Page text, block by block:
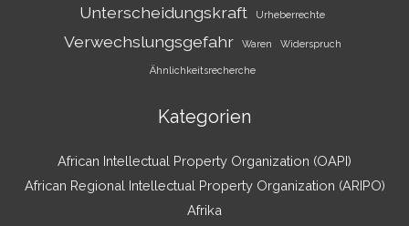
Unterscheidungskraft Urheberrechte
Verwechslungsgefahr Waren Widerspruch
Ähnlichkeitsrecherche
Kategorien
African Intellectual Property Organization (OAPI)
African Regional Intellectual Property Organization (ARIPO)
Afrika